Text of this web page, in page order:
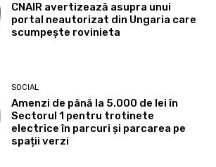
CNAIR avertizează asupra unui
portal neautorizat din Ungaria care
scumpește rovinieta
SOCIAL
Amenzi de până la 5.000 de lei în
Sectorul 1 pentru trotinete
electrice în parcuri și parcarea pe
spații verzi